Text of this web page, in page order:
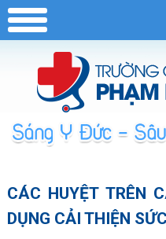
CÁC HUYỆT TRÊN
DỤNG CẢI THIỆN